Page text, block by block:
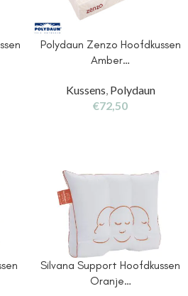
Polydaun Zenzo Hoofdkussen
Amber…
Kussens, Polydaun
€72,50
Silvana Support Hoofdkussen
Oranje…